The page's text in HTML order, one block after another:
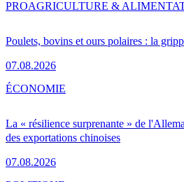
Poulets, bovins et ours polaires : la
07.08.2026
PROAGRICULTURE &
La « résilience surprenante » de
des exportations chinoises
07.08.2026
ÉCONOMIE